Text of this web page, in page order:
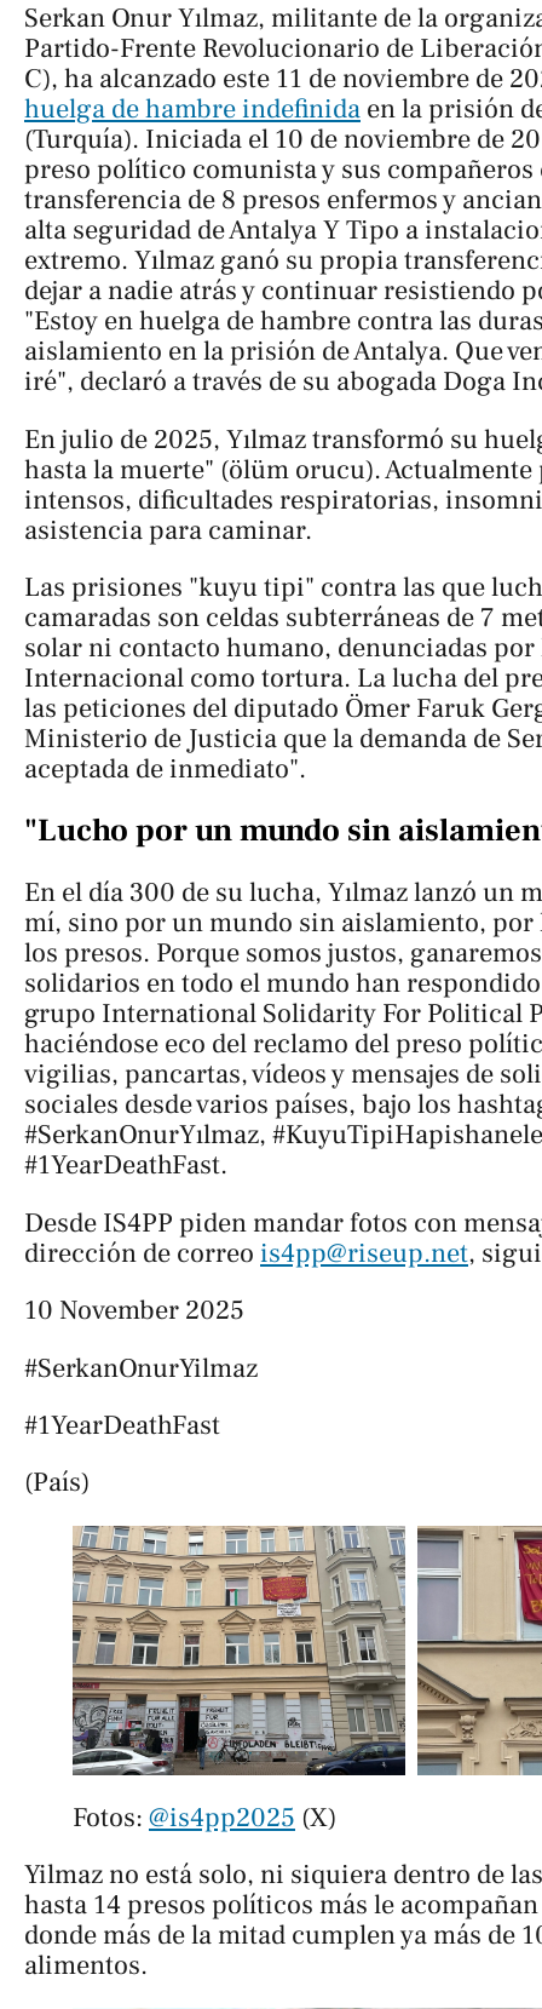
Serkan Onur Yılmaz, militante de la
Partido-Frente Revolucionario de
C), ha alcanzado este 11 de noviembre de
huelga de hambre indefinida en la prisión
(Turquía). Iniciada el 10 de noviembre de
preso político comunista y sus compañeros
transferencia de 8 presos enfermos y
alta seguridad de Antalya Y Tipo a
extremo. Yılmaz ganó su propia
dejar a nadie atrás y continuar resistiendo
"Estoy en huelga de hambre contra las
aislamiento en la prisión de Antalya. Que
iré", declaró a través de su abogada Doga
En julio de 2025, Yılmaz transformó su
hasta la muerte" (ölüm orucu). Actualmente
intensos, dificultades respiratorias,
asistencia para caminar.
Las prisiones "kuyu tipi" contra las que
camaradas son celdas subterráneas de 7
solar ni contacto humano, denunciadas por
Internacional como tortura. La lucha del
las peticiones del diputado Ömer Faruk
Ministerio de Justicia que la demanda de
aceptada de inmediato".
"Lucho por un mundo sin
En el día 300 de su lucha, Yılmaz lanzó un
mí, sino por un mundo sin aislamiento, por
los presos. Porque somos justos,
solidarios en todo el mundo han
grupo International Solidarity For Political
haciéndose eco del reclamo del preso
vigilias, pancartas, vídeos y mensajes de
sociales desde varios países, bajo los
#SerkanOnurYılmaz,
#1YearDeathFast.
Desde IS4PP piden mandar fotos con
dirección de correo is4pp@riseup.net,
10 November 2025
#SerkanOnurYilmaz
#1YearDeathFast
(País)
Fotos: @is4pp2025 (X)
Yilmaz no está solo, ni siquiera dentro de
hasta 14 presos políticos más le
donde más de la mitad cumplen ya más de
alimentos.